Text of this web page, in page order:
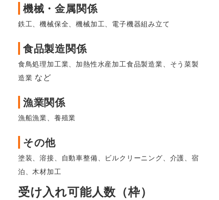
機械・金属関係
鉄工、機械保全、機械加工、電子機器組み立て
食品製造関係
食鳥処理加工業、加熱性水産加工食品製造業、そう菜製
造業 など
漁業関係
漁船漁業、養殖業
その他
塗装、溶接、自動車整備、ビルクリーニング、介護、宿
泊、木材加工
受け入れ可能人数（枠）